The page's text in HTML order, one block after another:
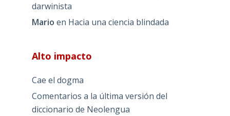
darwinista
Mario en Hacia una ciencia blindada
Alto impacto
Cae el dogma
Comentarios a la última versión del
diccionario de Neolengua